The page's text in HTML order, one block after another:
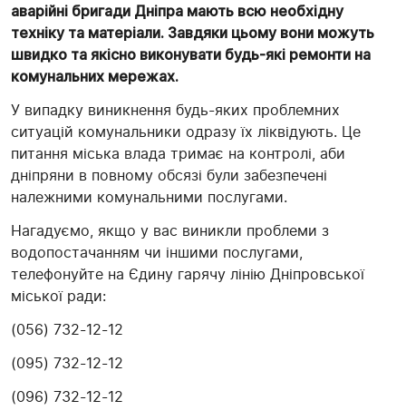
аварійні бригади Дніпра мають всю необхідну
техніку та матеріали. Завдяки цьому вони можуть
швидко та якісно виконувати будь-які ремонти на
комунальних мережах.
У випадку виникнення будь-яких проблемних
ситуацій комунальники одразу їх ліквідують. Це
питання міська влада тримає на контролі, аби
дніпряни в повному обсязі були забезпечені
належними комунальними послугами.
Нагадуємо, якщо у вас виникли проблеми з
водопостачанням чи іншими послугами,
телефонуйте на Єдину гарячу лінію Дніпровської
міської ради:
(056) 732-12-12
(095) 732-12-12
(096) 732-12-12